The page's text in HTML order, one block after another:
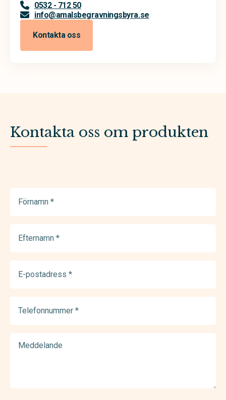
0532 - 712 50
info@amalsbegravningsbyra.se
Kontakta oss
Kontakta oss om produkten
(Required)
(Required)
postadress
(Required)